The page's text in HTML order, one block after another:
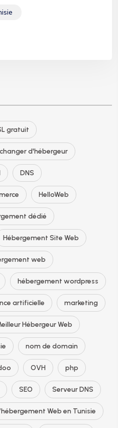
gratuit
changer d'hébergeur
DNS
HelloWeb
dédié
Hébergement Site Web
web
hébergement wordpress
artificielle marketing
Hébergeur Web
nom de domain
OVH php
SEO Serveur DNS
Web en Tunisie